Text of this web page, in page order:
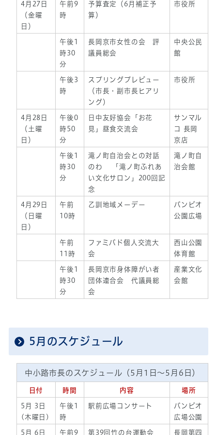
4月27日
（金曜
日）
午前9
時
予算査定（6月補正予
算）
市役所
午後1
時30
分
長岡京市女性の会 評
議員総会
中央公民
館
午後3
時
スプリングプレビュー
（市長・副市長ヒアリ
ング）
市役所
4月28日
（土曜
日）
午後0
時50
分
日中友好協会「お花
見」昼食交流会
サンマル
コ 長岡
京店
午後1
時30
分
滝ノ町自治会との対話
のわ 「滝ノ町ふれあ
い文化サロン」200回記
念
滝ノ町自
治会館
4月29日
（日曜
日）
午前
10時
乙訓地域メーデー
バンビオ
公園広場
午前
11時
ファミバド個人交流大
会
西山公園
体育館
午後1
時30
分
長岡京市身体障がい者
団体連合会 代議員総
会
産業文化
会館
5月のスケジュール
中小路市長のスケジュール（5月1日～5月6日）
日付 時間 内容 場所
5月 3日
(木曜日)
午後1
時
駅前広場コンサート
バンビオ
広場公園
5月 6日
午前9
第39回竹の台運動会
長岡第四